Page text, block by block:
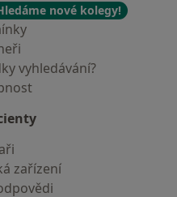
nové kolegy!
vyhledávání?
zařízení